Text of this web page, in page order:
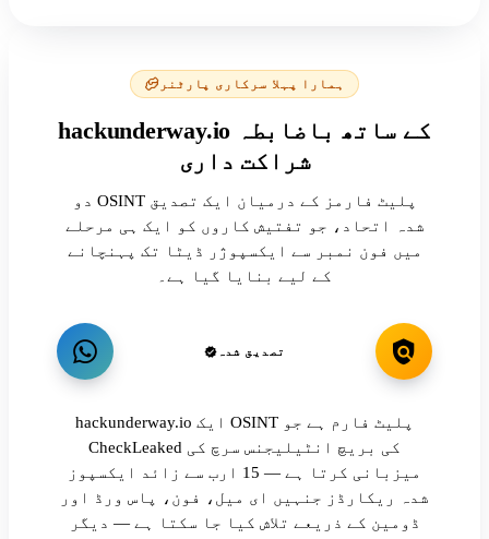
ہمارا پہلا سرکاری پارٹنر
hackunderway.io کے ساتھ باضابطہ
شراکت داری
دو OSINT پلیٹ فارمز کے درمیان ایک تصدیق
شدہ اتحاد، جو تفتیش کاروں کو ایک ہی مرحلے
میں فون نمبر سے ایکسپوژر ڈیٹا تک پہنچانے
کے لیے بنایا گیا ہے۔
تصدیق شدہ
hackunderway.io ایک OSINT پلیٹ فارم ہے جو
CheckLeaked کی بریچ انٹیلیجنس سرچ کی
میزبانی کرتا ہے — 15 ارب سے زائد ایکسپوز
شدہ ریکارڈز جنہیں ای میل، فون، پاس ورڈ اور
ڈومین کے ذریعے تلاش کیا جا سکتا ہے — دیگر